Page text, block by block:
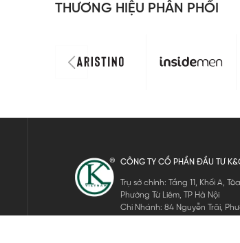
THƯƠNG HIỆU PHÂN PHỐI
CÔNG TY CỔ PHẦN ĐẦU TƯ
Trụ sở chính: Tầng 11, Khối A,
Phường Từ Liêm, TP Hà Nội
Chi Nhánh: 84 Nguyễn Trãi,